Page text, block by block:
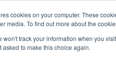
cookies on your computer. These
media. To find out more about the
won't track your information when you
asked to make this choice again.
Services